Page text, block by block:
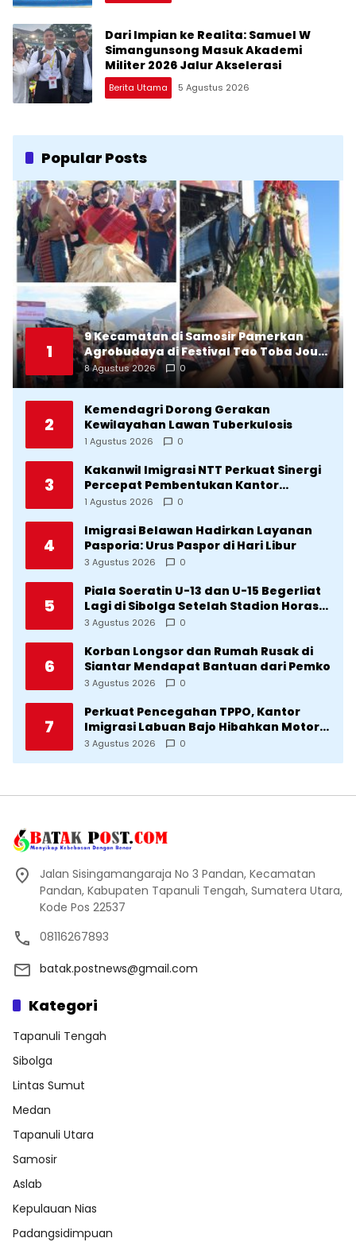
Dari Impian ke Realita: Samuel W
Simangunsong Masuk Akademi
Militer 2026 Jalur Akselerasi
Berita Utama 5 Agustus 2026
Popular Posts
1
9 Kecamatan di Samosir Pamerkan
Agrobudaya di Festival Tao Toba Jou-
Jou 2026: Membranding Produk Lokal
agar Terkenal
8 Agustus 2026 0
2
Kemendagri Dorong Gerakan
Kewilayahan Lawan Tuberkulosis
1 Agustus 2026 0
3
Kakanwil Imigrasi NTT Perkuat Sinergi
Percepat Pembentukan Kantor
Imigrasi Sumba Timur
1 Agustus 2026 0
4
Imigrasi Belawan Hadirkan Layanan
Pasporia: Urus Paspor di Hari Libur
3 Agustus 2026 0
5
Piala Soeratin U-13 dan U-15 Begerliat
Lagi di Sibolga Setelah Stadion Horas
Direvitalisasi Wali Kota
3 Agustus 2026 0
6
Korban Longsor dan Rumah Rusak di
Siantar Mendapat Bantuan dari Pemko
3 Agustus 2026 0
7
Perkuat Pencegahan TPPO, Kantor
Imigrasi Labuan Bajo Hibahkan Motor
Operasional ke Lima Desa di
3 Agustus 2026 0
Jalan Sisingamangaraja No 3 Pandan, Kecamatan
Pandan, Kabupaten Tapanuli Tengah, Sumatera Utara,
Kode Pos 22537
08116267893
batak.postnews@gmail.com
Kategori
Tapanuli Tengah
Sibolga
Lintas Sumut
Medan
Tapanuli Utara
Samosir
Aslab
Kepulauan Nias
Padangsidimpuan